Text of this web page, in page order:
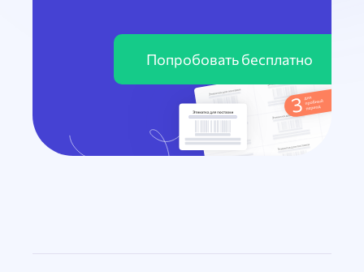
Попробовать бесплатно